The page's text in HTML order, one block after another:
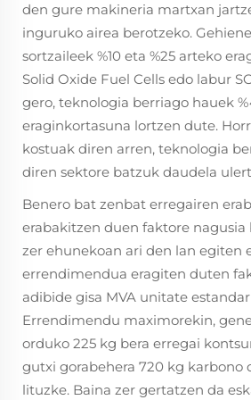
den gure makineria martxan
inguruko airea berotzeko.
sortzaileek %10 eta %25 arteko
Solid Oxide Fuel Cells edo labur
gero, teknologia berriago hauek
eraginkortasuna lortzen dute.
kostuak diren arren, teknologia
diren sektore batzuk daudela
Benero bat zenbat erregairen
erabakitzen duen faktore
zer ehunekoan ari den lan egiten
errendimendua eragiten duten
adibide gisa MVA unitate
Errendimendu maximorekin,
orduko 225 kg bera erregai
gutxi gorabehera 720 kg karbono
lituzke. Baina zer gertatzen da